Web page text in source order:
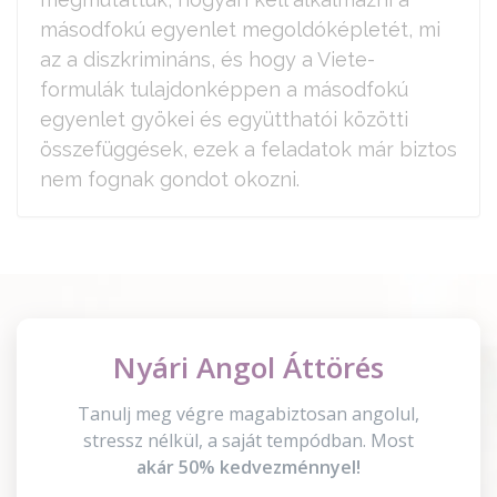
másodfokú egyenlet megoldóképletét, mi
az a diszkrimináns, és hogy a Viete-
formulák tulajdonképpen a másodfokú
egyenlet gyökei és együtthatói közötti
összefüggések, ezek a feladatok már biztos
nem fognak gondot okozni.
Nyári Angol Áttörés
Tanulj meg végre magabiztosan angolul,
stressz nélkül, a saját tempódban. Most
akár 50% kedvezménnyel!